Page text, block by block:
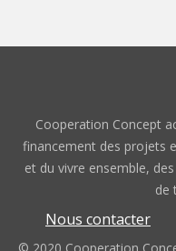
Cooperation Concept
financement des projets
et du vivre ensemble,
de
Nous contacter